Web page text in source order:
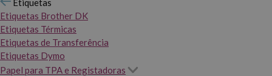
Etiquetas
Etiquetas Brother DK
Etiquetas Térmicas
Etiquetas de Transferência
Etiquetas Dymo
Papel para TPA e Registadoras